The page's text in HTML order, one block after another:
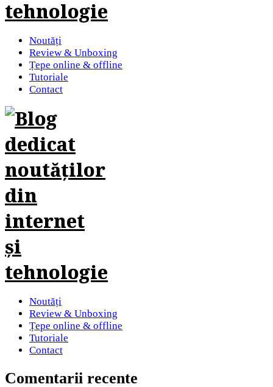
Noutăți
Review & Unboxing
Țepe online & offline
Tutoriale
Contact
Noutăți
Review & Unboxing
Țepe online & offline
Tutoriale
Contact
Comentarii recente